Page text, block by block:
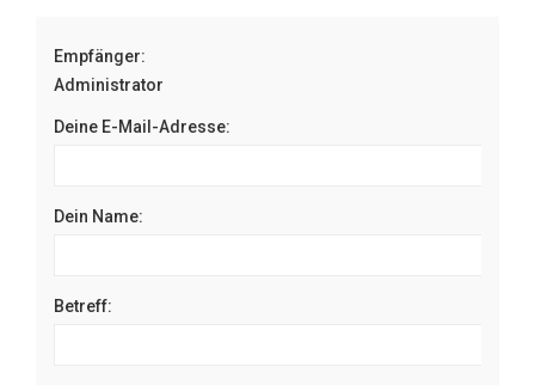
Empfänger:
Administrator
Deine E-Mail-Adresse:
Dein Name:
Betreff: